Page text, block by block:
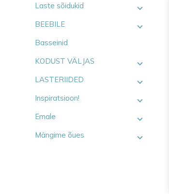
Laste sõidukid
BEEBILE
Basseinid
KODUST VÄLJAS
LASTERIIDED
Inspiratsioon!
Emale
Mängime õues